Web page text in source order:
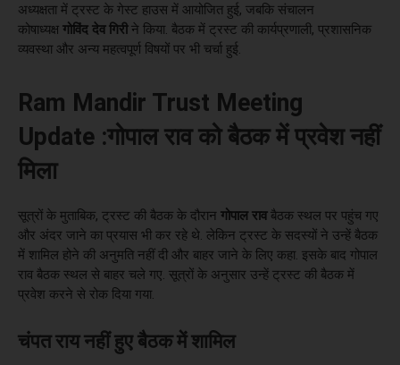
अध्यक्षता में ट्रस्ट के गेस्ट हाउस में आयोजित हुई, जबकि संचालन
कोषाध्यक्ष गोविंद देव गिरीने किया. बैठक में ट्रस्ट की कार्यप्रणाली, प्रशासनिक
व्यवस्था और अन्य महत्वपूर्ण विषयों पर भी चर्चा हुई.
Ram Mandir Trust Meeting
Update :गोपाल राव को बैठक में प्रवेश नहीं
मिला
सूत्रों के मुताबिक, ट्रस्ट की बैठक के दौरान गोपाल रावबैठक स्थल पर पहुंच गए
और अंदर जाने का प्रयास भी कर रहे थे. लेकिन ट्रस्ट के सदस्यों ने उन्हें बैठक
में शामिल होने की अनुमति नहीं दी और बाहर जाने के लिए कहा. इसके बाद गोपाल
राव बैठक स्थल से बाहर चले गए. सूत्रों के अनुसार उन्हें ट्रस्ट की बैठक में
प्रवेश करने से रोक दिया गया.
चंपत राय नहीं हुए बैठक में शामिल